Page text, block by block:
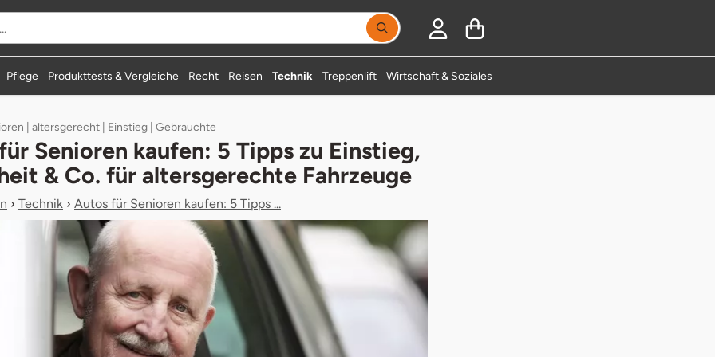
Suchbegriff eingeben, Vorschläge erscheinen
Pflege Produkttests & Vergleiche Recht Reisen Technik Treppenlift Wirtschaft & Soziales
| altersgerecht | Einstieg | Gebrauchte
Senioren kaufen: 5 Tipps zu Einstieg,
& Co. für altersgerechte Fahrzeuge
› Technik › Autos für Senioren kaufen: 5 Tipps ...